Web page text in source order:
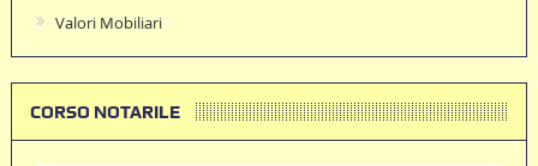
Valori Mobiliari
CORSO NOTARILE